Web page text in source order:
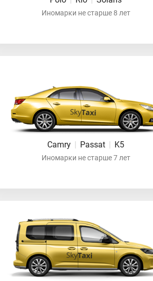
Иномарки не старше 8 лет
Camry | Passat | K5
Иномарки не старше 7 лет